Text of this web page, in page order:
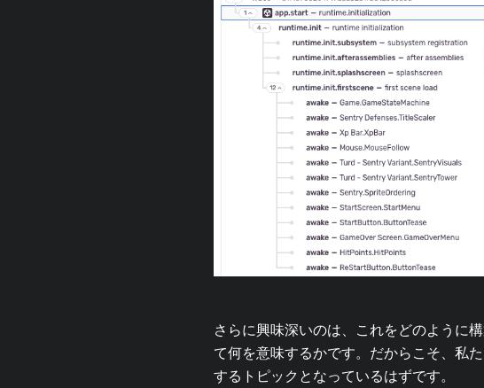
さらに興味深いのは、これをどのように
て何を意味するかです。 だからこそ、私
するトピックとなっているはずです。